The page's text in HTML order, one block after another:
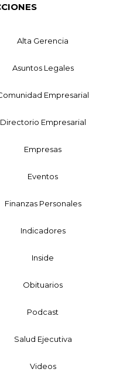
Alta Gerencia
Asuntos Legales
Empresarial
Directorio Empresarial
Empresas
Eventos
Finanzas Personales
Indicadores
Inside
Obituarios
Podcast
Salud Ejecutiva
Videos